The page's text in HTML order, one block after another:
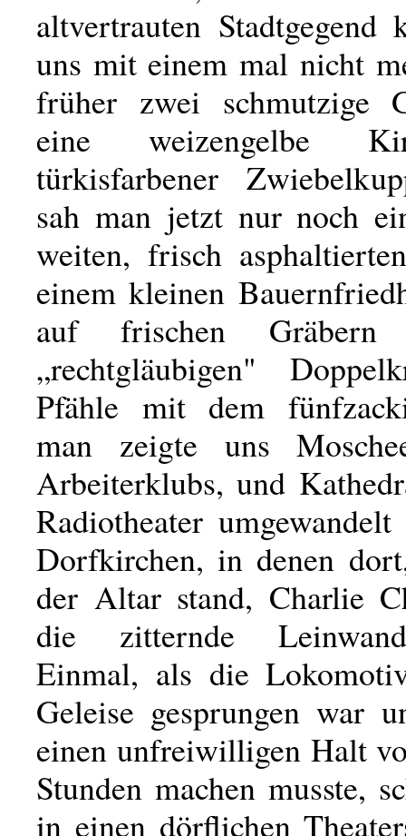
altvertrauten Stadtgegend
uns mit einem mal nicht
früher zwei schmutzige
eine weizengelbe
türkisfarbener
sah man jetzt nur noch
weiten, frisch
einem kleinen
auf frischen
„rechtgläubigen"
Pfähle mit dem
man zeigte uns
Arbeiterklubs, und
Radiotheater
Dorfkirchen, in denen
der Altar stand, Charlie
die zitternde
Einmal, als die
Geleise gesprungen war
einen unfreiwilligen Halt
Stunden machen musste,
in einen dörflichen